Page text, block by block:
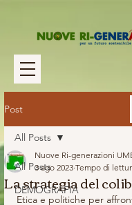
Post
All Posts
DEMOGRAFIA
All Posts
La strategia del
Nuove Ri-generazioni
3 ago 2023 Tempo di
Etica e politiche per